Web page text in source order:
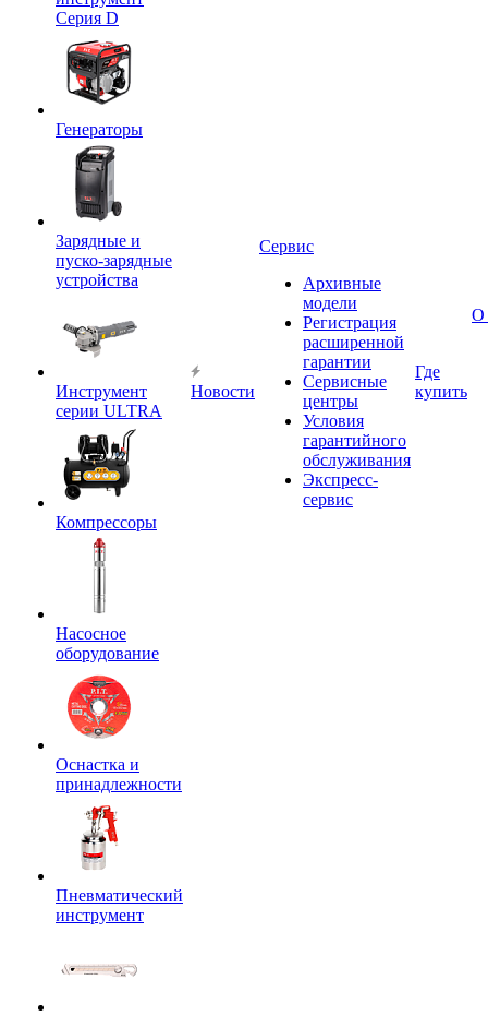
Серия D
Генераторы
Зарядные и
пуско-зарядные
устройства
Инструмент
серии ULTRA
Компрессоры
Насосное
оборудование
Оснастка и
принадлежности
Пневматический
инструмент
Новости
Сервис
Архивные
модели
Регистрация
расширенной
гарантии
Сервисные
центры
Условия
гарантийного
обслуживания
Экспресс-
сервис
Где
купить
О